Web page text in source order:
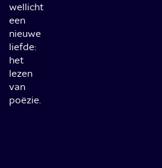
wellicht
een
nieuwe
liefde:
het
lezen
van
poëzie.